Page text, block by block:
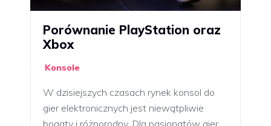
Porównanie PlayStation oraz
Xbox
Konsole
W dzisiejszych czasach rynek konsol do
gier elektronicznych jest niewątpliwie